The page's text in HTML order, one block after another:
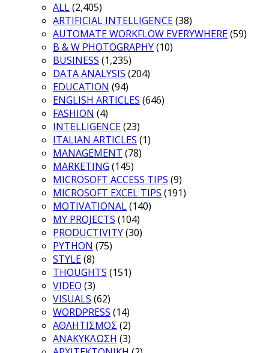
ALL(2,405)
ARTIFICIAL INTELLIGENCE(38)
AUTOMATE WORKFLOW EVERYWHERE(59)
B & W PHOTOGRAPHY(10)
BUSINESS (1,235)
DATA ANALYSIS (204)
EDUCATION (94)
ENGLISH ARTICLES (646)
FASHION (4)
INTELLIGENCE(23)
ITALIAN ARTICLES (1)
MANAGEMENT (78)
MARKETING (145)
MICROSOFT ACCESS TIPS (9)
MICROSOFT EXCEL TIPS (191)
MOTIVATIONAL(140)
MY PROJECTS (104)
PRODUCTIVITY(30)
PYTHON (75)
STYLE(8)
THOUGHTS (151)
VIDEO (3)
VISUALS (62)
WORDPRESS (14)
ΑΘΛΗΤΙΣΜΟΣ (2)
ΑΝΑΚΥΚΛΩΣΗ (3)